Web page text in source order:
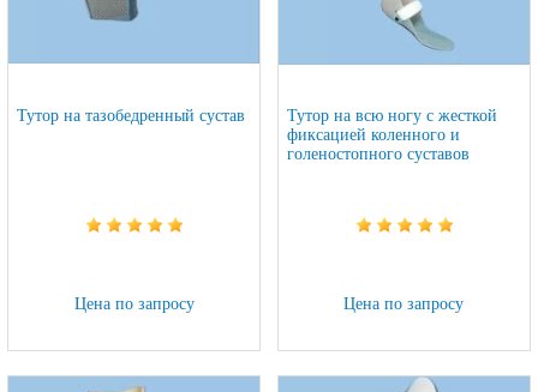
Тутор на тазобедренный сустав
Цена по запросу
Тутор на всю ногу с жесткой
фиксацией коленного и
голеностопного суставов
Цена по запросу